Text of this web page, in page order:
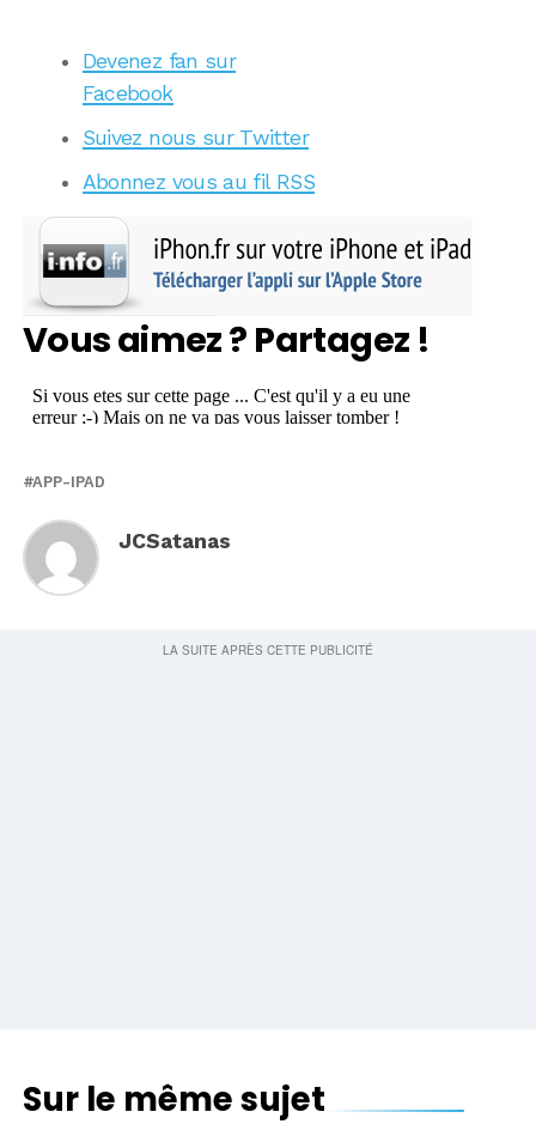
Devenez fan sur
Facebook
Suivez nous sur Twitter
Abonnez vous au fil RSS
Vous aimez ? Partagez !
APP-IPAD
JCSatanas
Sur le même sujet